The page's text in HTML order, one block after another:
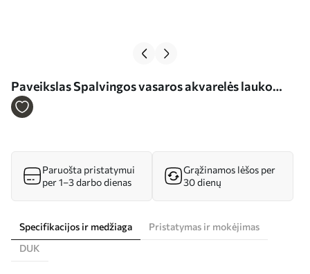
Paveikslas Spalvingos vasaros akvarelės lauko
gėlės Nr m00333
Paruošta pristatymui
per 1–3 darbo dienas
Grąžinamos lėšos per
30 dienų
Specifikacijos ir medžiaga
Pristatymas ir mokėjimas
DUK